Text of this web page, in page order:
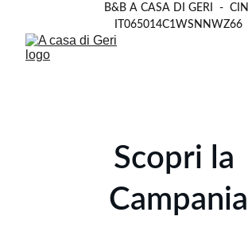
B&B A CASA DI GERI  -  CIN
IT065014C1WSNNWZ66
Scopri la
Campania